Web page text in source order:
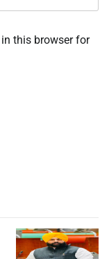
this browser for